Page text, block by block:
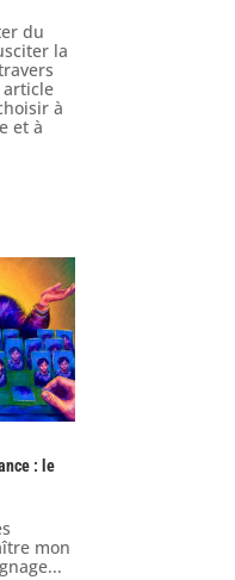
du
la
article
à
et à
: le
mon